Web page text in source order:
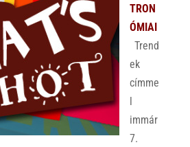
TRON
ÓMIAI
Trend
ek
címme
immár
7.